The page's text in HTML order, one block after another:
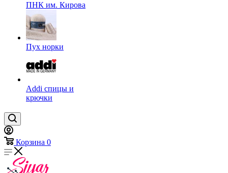
ПНК им. Кирова
Пух норки
Addi спицы и
крючки
Корзина 0